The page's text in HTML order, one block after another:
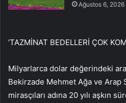
Ağustos 6, 2026
‘TAZMİNAT BEDELLERİ ÇOK
Milyarlarca dolar değerindeki
Bekirzade Mehmet Ağa ve Arap
mirasçıları adına 20 yılı aşkın